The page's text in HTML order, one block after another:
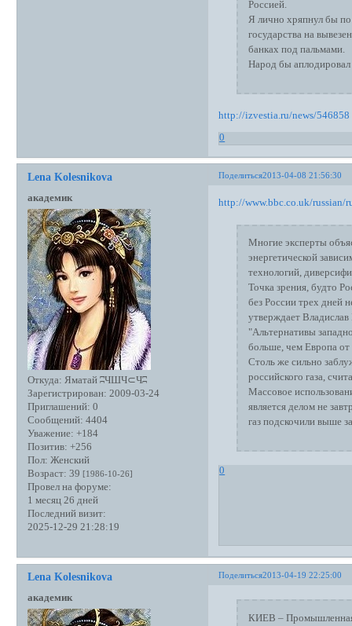
Россией.
Я лично хряпнул бы
государства на
банках под пальмами.
Народ бы аплодировал
http://izvestia.ru/news/546858
0
Поделиться2013-04-08 21:56:30
Lena Kolesnikova
академик
Откуда: Яматай ʭЧШЧ⊂Чʭ
Зарегистрирован: 2009-03-24
Приглашений: 0
Сообщений: 4404
Уважение: +184
Позитив: +256
Пол: Женский
Возраст: 39 [1986-10-26]
Провел на форуме:
1 месяц 26 дней
Последний визит:
2025-12-29 21:28:19
http://www.bbc.co.uk/russian/
Многие эксперты
энергетической
технологий,
Точка зрения, будто
без России трех дней
утверждает Владислав
"Альтернативы
больше, чем Европа от
Столь же сильно
российского газа,
Массовое
является делом не
газ подскочили выше
0
Поделиться2013-04-19 22:25:00
Lena Kolesnikova
академик
КИЕВ – Промышленная